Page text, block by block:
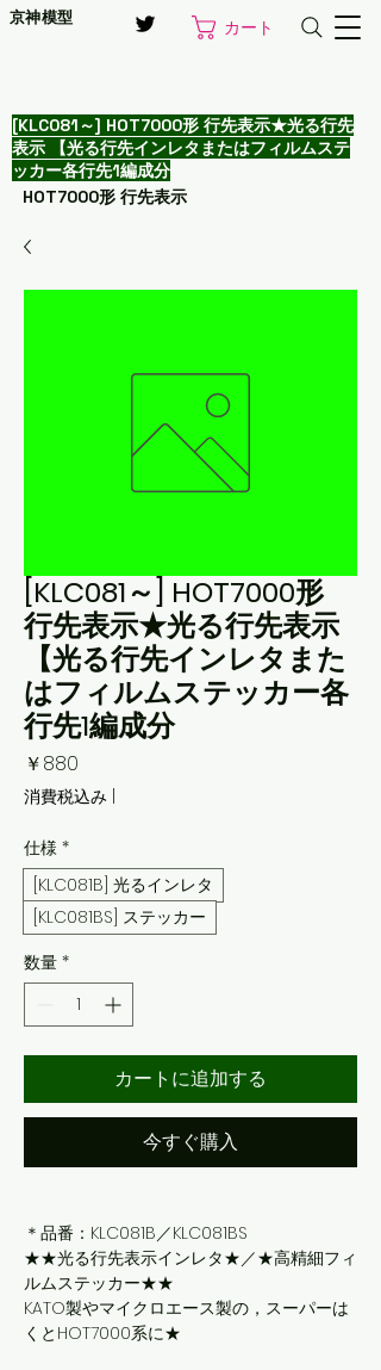
京神模型 カート
[KLC081～] HOT7000形 行先表示★光る行先
表示 【光る行先インレタまたはフィルムステ
ッカー各行先1編成分
HOT7000形 行先表示
[KLC081～] HOT7000形
行先表示★光る行先表示
【光る行先インレタまた
はフィルムステッカー各
行先1編成分
￥880
格
消費税込み
仕様 *
[KLC081B] 光るインレタ
[KLC081BS] ステッカー
数量 *
カートに追加する
今すぐ購入
＊品番：KLC081B／KLC081BS
★★光る行先表示インレタ★／★高精細フィ
ルムステッカー★★
KATO製やマイクロエース製の，スーパーは
くとHOT7000系に★